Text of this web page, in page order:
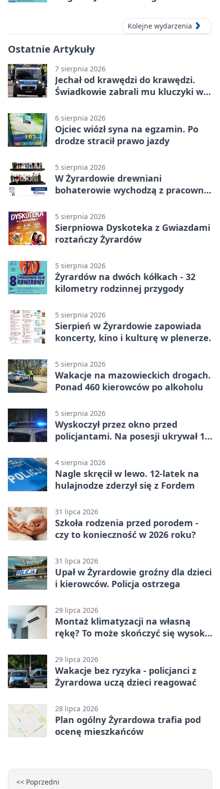
Kolejne wydarzenia
Ostatnie Artykuły
7 sierpnia 2026
Jechał od krawędzi do krawędzi.
Świadkowie zabrali mu kluczyki w
6 sierpnia 2026
Ojciec wiózł syna na egzamin. Po
drodze stracił prawo jazdy
5 sierpnia 2026
W Żyrardowie drewniani
bohaterowie wychodzą z pracowni
5 sierpnia 2026
Sierpniowa Dyskoteka z Gwiazdami
roztańczy Żyrardów
5 sierpnia 2026
Żyrardów na dwóch kółkach - 32
kilometry rodzinnej przygody
5 sierpnia 2026
Sierpień w Żyrardowie zapowiada
koncerty, kino i kulturę w plenerze.
5 sierpnia 2026
Wakacje na mazowieckich drogach.
Ponad 460 kierowców po alkoholu
5 sierpnia 2026
Wyskoczył przez okno przed
policjantami. Na posesji ukrywał 12
4 sierpnia 2026
Nagle skręcił w lewo. 12-latek na
hulajnodze zderzył się z Fordem
31 lipca 2026
Szkoła rodzenia przed porodem -
czy to konieczność w 2026 roku?
31 lipca 2026
Upał w Żyrardowie groźny dla dzieci
i kierowców. Policja ostrzega
29 lipca 2026
Montaż klimatyzacji na własną
rękę? To może skończyć się wysoką
29 lipca 2026
Wakacje bez ryzyka - policjanci z
Żyrardowa uczą dzieci reagować
28 lipca 2026
Plan ogólny Żyrardowa trafia pod
ocenę mieszkańców
<< Poprzedni